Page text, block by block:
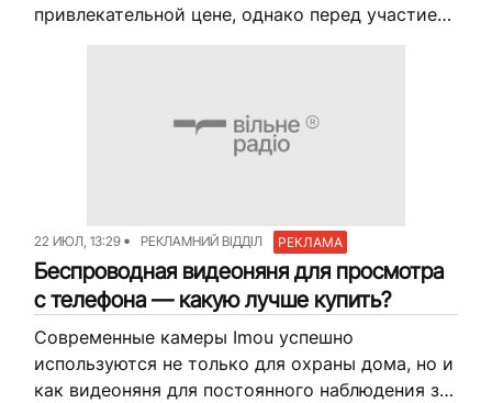
привлекательной цене, однако перед участием
22 ИЮЛ, 13:29 РЕКЛАМНИЙ ВІДДІЛ РЕКЛАМА
Беспроводная видеоняня для просмотра
с телефона — какую лучше купить?
Современные камеры Imou успешно
используются не только для охраны дома, но и
как видеоняня для постоянного наблюдения за